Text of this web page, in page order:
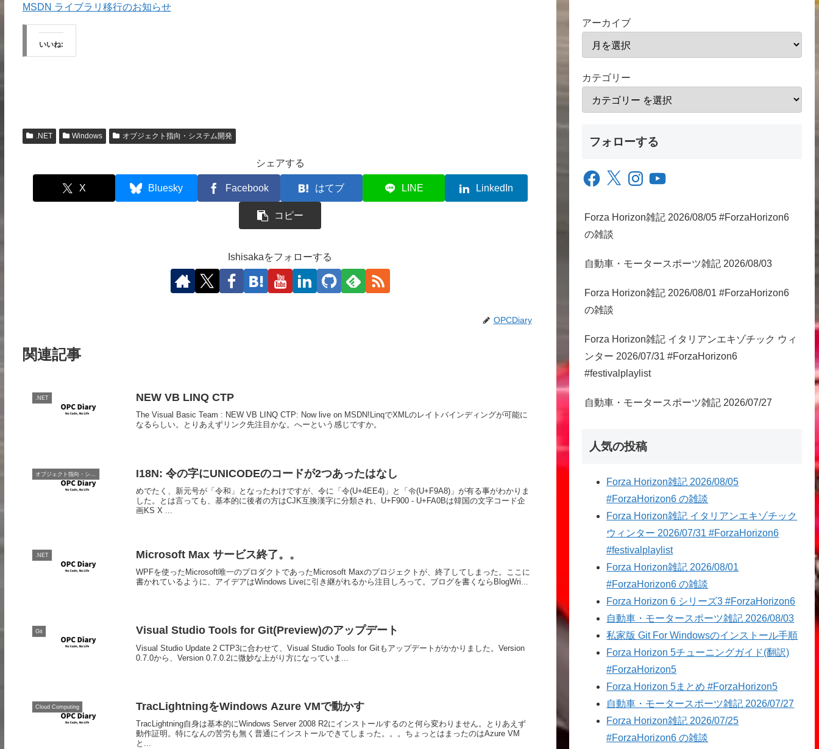
MSDN ライブラリ移行のお知らせ
いいね:
.NET Windows オブジェクト指向・システム開発
シェアする
X Bluesky Facebook はてブ LINE LinkedIn
コピー
Ishisakaをフォローする
OPCDiary
関連記事
.NET NEW VB LINQ CTP
The Visual Basic Team : NEW VB LINQ CTP: Now live on MSDN!LinqでXMLのレイトバインディングが可能に
なるらしい。とりあえずリンク先注目かな。へーという感じですか。
I18N: 令の字にUNICODEのコードが2つあったはなし
めでたく、新元号が「令和」となったわけですが、令に「令(U+4EE4)」と「令(U+F9A8)」が有る事がわかりま
した。とは言っても、基本的に後者の方はCJK互換漢字に分類され、U+F900 - U+FA0Bは韓国の文字コード企
画KS X ...
.NET Microsoft Max サービス終了。。
WPFを使ったMicrosoft唯一のプロダクトであったMicrosoft Maxのプロジェクトが、終了してしまった。ここに
書かれているように、アイデアはWindows Liveに引き継がれるから注目しろって。ブログを書くならBlogWri...
Git Visual Studio Tools for Git(Preview)のアップデート
Visual Studio Update 2 CTP3に合わせて、Visual Studio Tools for Gitもアップデートがかかりました。Version
0.7.0から、Version 0.7.0.2に微妙な上がり方になっていま...
Cloud Computing TracLightningをWindows Azure VMで動かす
TracLightning自身は基本的にWindows Server 2008 R2にインストールするのと何ら変わりません。とりあえず
動作証明。特になんの苦労も無く普通にインストールできてしまった。。。ちょっとはまったのはAzure VM
と...
アーカイブ
カテゴリー
フォローする
Facebook
X InstagramYouTube
Forza Horizon雑記 2026/08/05 #ForzaHorizon6
の雑談
自動車・モータースポーツ雑記 2026/08/03
Forza Horizon雑記 2026/08/01 #ForzaHorizon6
の雑談
Forza Horizon雑記 イタリアンエキゾチック ウィ
ンター 2026/07/31 #ForzaHorizon6
#festivalplaylist
自動車・モータースポーツ雑記 2026/07/27
人気の投稿
Forza Horizon雑記 2026/08/05
#ForzaHorizon6 の雑談
Forza Horizon雑記 イタリアンエキゾチック
ウィンター 2026/07/31 #ForzaHorizon6
#festivalplaylist
Forza Horizon雑記 2026/08/01
#ForzaHorizon6 の雑談
Forza Horizon 6 シリーズ3 #ForzaHorizon6
自動車・モータースポーツ雑記 2026/08/03
私家版 Git For Windowsのインストール手順
Forza Horizon 5チューニングガイド(翻訳)
#ForzaHorizon5
Forza Horizon 5まとめ #ForzaHorizon5
自動車・モータースポーツ雑記 2026/07/27
Forza Horizon雑記 2026/07/25
#ForzaHorizon6 の雑談